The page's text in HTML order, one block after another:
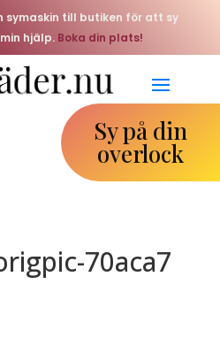
symaskin till butiken för att sy
hjälp. Boka din plats!
Sy på din
overlock
70aca7